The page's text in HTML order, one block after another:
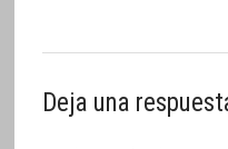
Deja una